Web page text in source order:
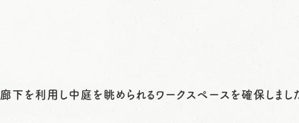
廊下を利用し中庭を眺められるワークスペースを確保しました